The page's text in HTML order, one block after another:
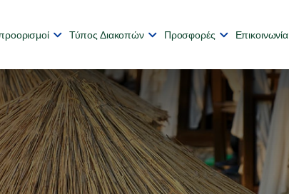
Τύπος Διακοπών Προσφορές Επικοινωνία